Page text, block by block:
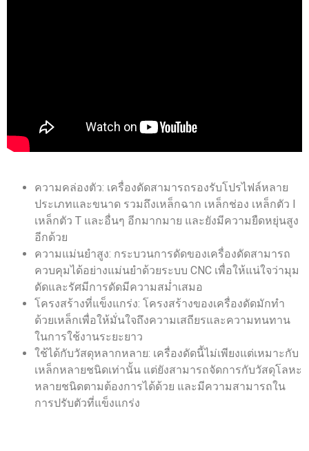
ความคล่องตัว: เครื่องดัดสามารถรองรับโปรไฟล์หลาย
ประเภทและขนาด รวมถึงเหล็กฉาก เหล็กช่อง เหล็กตัว I
เหล็กตัว T และอื่นๆ อีกมากมาย และยังมีความยืดหยุ่นสูง
อีกด้วย
ความแม่นยำสูง: กระบวนการดัดของเครื่องดัดสามารถ
ควบคุมได้อย่างแม่นยำด้วยระบบ CNC เพื่อให้แน่ใจว่ามุม
ดัดและรัศมีการดัดมีความสม่ำเสมอ
โครงสร้างที่แข็งแกร่ง: โครงสร้างของเครื่องดัดมักทำ
ด้วยเหล็กเพื่อให้มั่นใจถึงความเสถียรและความทนทาน
ในการใช้งานระยะยาว
ใช้ได้กับวัสดุหลากหลาย: เครื่องดัดนี้ไม่เพียงแต่เหมาะกับ
เหล็กหลายชนิดเท่านั้น แต่ยังสามารถจัดการกับวัสดุโลหะ
หลายชนิดตามต้องการได้ด้วย และมีความสามารถใน
การปรับตัวที่แข็งแกร่ง